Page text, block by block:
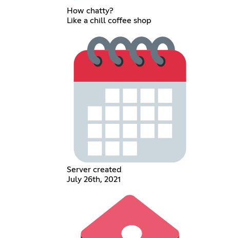
How chatty?
Like a chill coffee shop
Server created
July 26th, 2021